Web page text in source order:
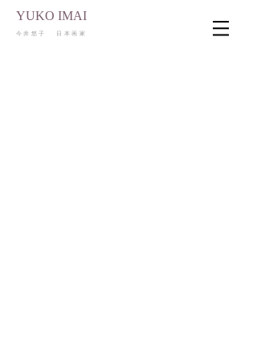
YUKO IMAI
今井悠子 日本画家